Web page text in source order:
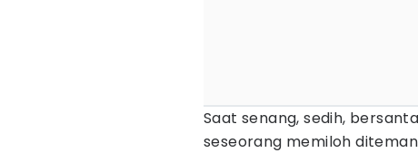
Saat senang, sedih,
seseorang memiloh